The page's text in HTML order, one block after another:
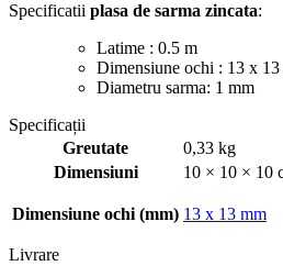
Specificatii plasa de sarma zincata:
Latime : 0.5 m
Dimensiune ochi : 13 x 13
Diametru sarma: 1 mm
Specificații
Greutate
0,33 kg
Dimensiuni
10 × 10 × 10
Dimensiune ochi (mm) 13 x 13 mm
Livrare